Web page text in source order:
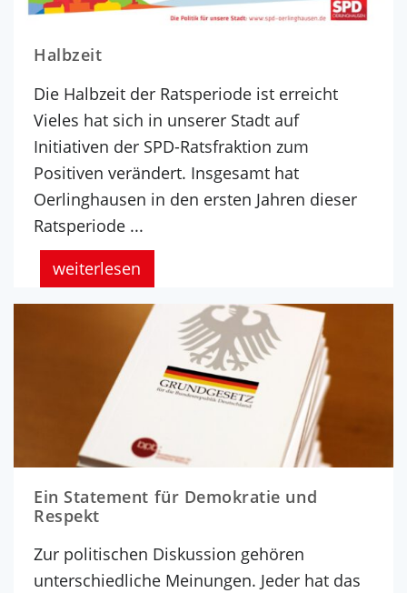
Halbzeit
Die Halbzeit der Ratsperiode ist erreicht
Vieles hat sich in unserer Stadt auf
Initiativen der SPD-Ratsfraktion zum
Positiven verändert. Insgesamt hat
Oerlinghausen in den ersten Jahren dieser
Ratsperiode ...
weiterlesen
Ein Statement für Demokratie und
Respekt
Zur politischen Diskussion gehören
unterschiedliche Meinungen. Jeder hat das